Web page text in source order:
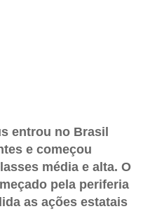
entrou no Brasil
e começou
média e alta. O
pela periferia
as ações estatais